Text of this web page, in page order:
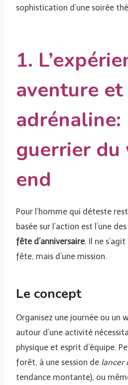
sophistication d’une soirée
1.
aventure et
adrénaline:
guerrier du
end
Pour l’homme qui déteste
basée sur l’action est l’une
fête d’anniversaire. Il ne
fête, mais d’une mission.
Le concept
Organisez une journée ou un
autour d’une activité
physique et esprit d’équipe.
forêt, à une session de lancer
tendance montante), ou